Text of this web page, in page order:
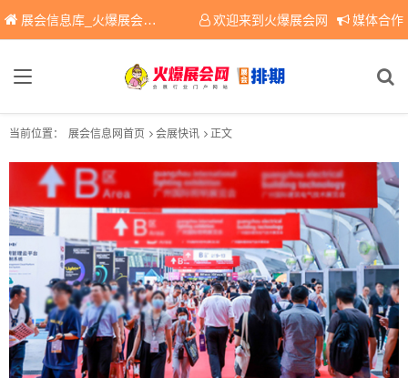
展会信息库_火爆展会网免费展会信息查询平台，提供专业会展服务！ 欢迎来到火爆展会网 媒体合作
当前位置： 展会信息网首页 会展快讯 正文